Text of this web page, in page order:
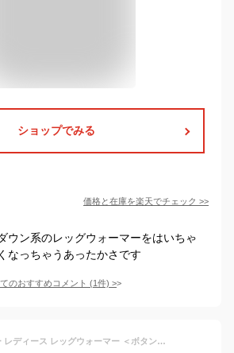
ショップでみる
価格と在庫を楽天でチェック >>
ウン系のレッグウォーマーをはいちゃ
なっちゃうあったかさです
のおすすめコメント (1件) >
足首ウォーマー レディース レッグウォーマー ＜ボタン＞【全5色】ふっくらウール 羊毛 ぽかぽか 暖かい 冷え取り